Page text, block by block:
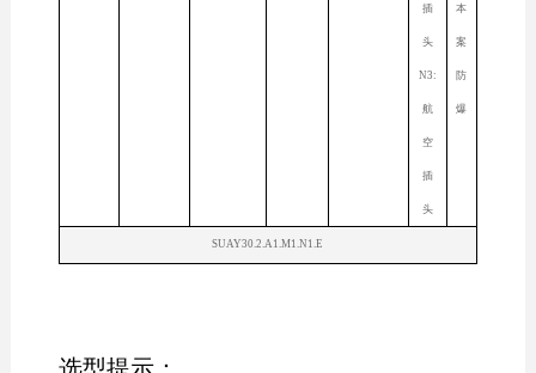
插
头
N3:
航
空
插
头
本
案
防
爆
SUAY30.2.A1.M1.N1.E